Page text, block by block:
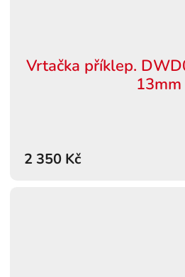
Vrtačka příklep.
13mm
2 350 Kč